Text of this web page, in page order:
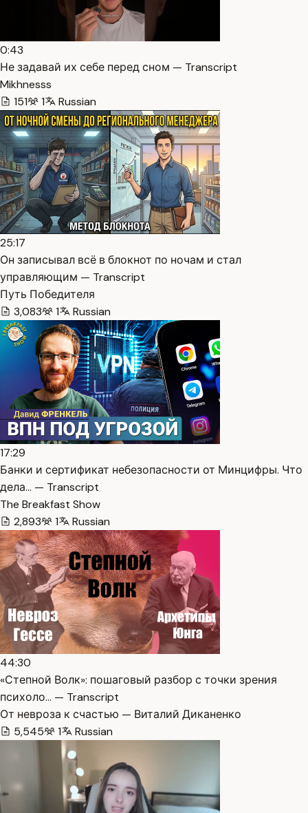
0:43
Не задавай их себе перед сном — Transcript
Mikhnesss
151
1 Russian
25:17
Он записывал всё в блокнот по ночам и стал
управляющим — Transcript
Путь Победителя
3,083
1 Russian
17:29
Банки и сертификат небезопасности от Минцифры. Что
дела… — Transcript
The Breakfast Show
2,893
1 Russian
44:30
«Степной Волк»: пошаговый разбор с точки зрения
психоло… — Transcript
От невроза к счастью — Виталий Диканенко
5,545
1 Russian